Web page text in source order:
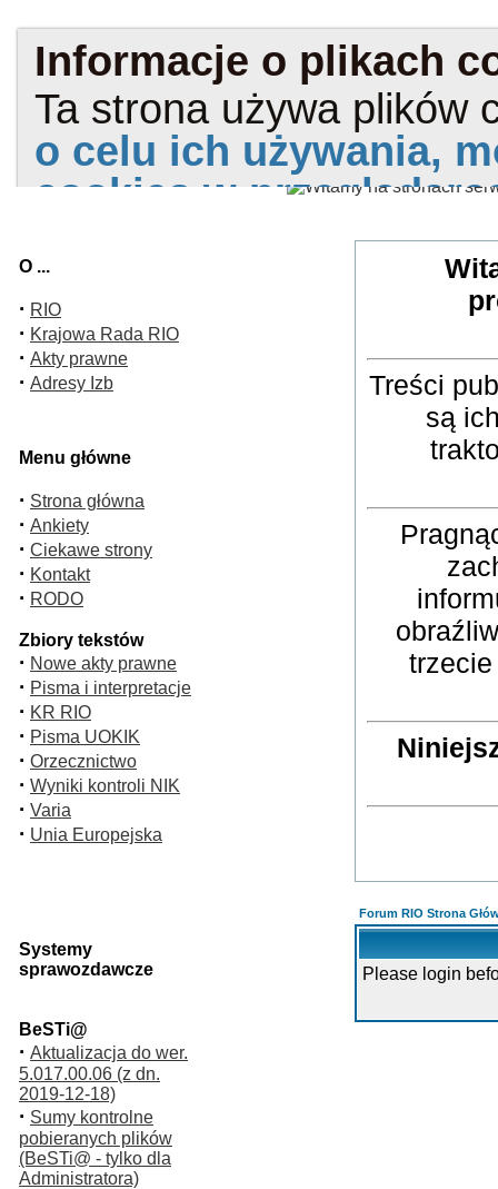
O ...
· RIO
· Krajowa Rada RIO
· Akty prawne
· Adresy Izb
Menu główne
· Strona główna
· Ankiety
· Ciekawe strony
· Kontakt
· RODO
Zbiory tekstów
· Nowe akty prawne
· Pisma i interpretacje
· KR RIO
· Pisma UOKIK
· Orzecznictwo
· Wyniki kontroli NIK
· Varia
· Unia Europejska
Systemy
sprawozdawcze
BeSTi@
· Aktualizacja do wer.
5.017.00.06 (z dn.
2019-12-18)
· Sumy kontrolne
pobieranych plików
(BeSTi@ - tylko dla
Administratora)
Treści
są
Forum RIO Strona
Please login